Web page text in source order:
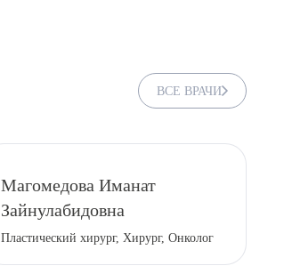
ВСЕ ВРАЧИ
Магомедова Иманат
Зайнулабидовна
Пластический хирург, Хирург, Онколог